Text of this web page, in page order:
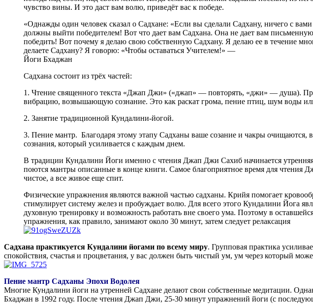
чувство вины. И это даст вам волю, приведёт вас к победе.
«Однажды один человек сказал о Садхане: «Если вы сделали Садхану, ничего с
должны выйти победителем! Вот что дает вам Садхана. Она не дает вам
победить! Вот почему я делаю свою собственную Садхану. Я делаю ее в течение
делаете Садхану? Я говорю: «Чтобы оставаться Учителем!» —
Йоги Бхаджан
Садхана состоит из трёх частей:
1. Чтение священного текста «Джап Джи» («джап» — повторять, «джи» — душа).
вибрацию, возвышающую сознание. Это как раскат грома, пение птиц, шум воды
2. Занятие традиционной Кундалини-йогой.
3. Пение мантр. Благодаря этому этапу Садханы ваше созание и чакры
сознания, который усиливается с каждым днем.
В традиции Кундалини Йоги именно с чтения Джап Джи Сахиб начинается
поются мантры описанные в конце книги. Самое благоприятное время для чтения
чистое, а все живое еще спит.
Физические упражнения являются важной частью садханы. Крийя помогает
стимулирует систему желез и пробуждает волю. Для всего этого Кундалини Йога
духовную тренировку и возможность работать вне своего ума. Поэтому в
упражнения, как правило, занимают около 30 минут, затем следует релаксация
Садхана практикуется Кундалини йогами по всему миру. Групповая практика
спокойствия, счастья и процветания, у вас должен быть чистый ум, ум через который
Пение мантр Садханы Эпохи Водолея
Многие Кундалини йоги на утренней Садхане делают свои собственные медитации.
Бхаджан в 1992 году. После чтения Джап Джи, 25-30 минут упражнений йоги (с